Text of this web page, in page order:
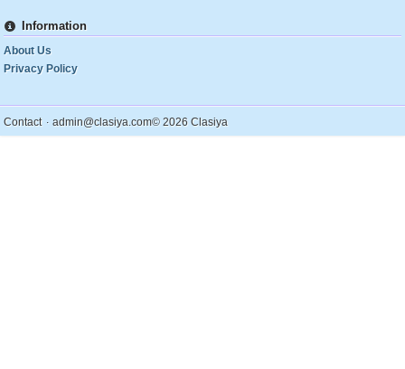
Information
About Us
Privacy Policy
Contact . admin@clasiya.com© 2026 Clasiya